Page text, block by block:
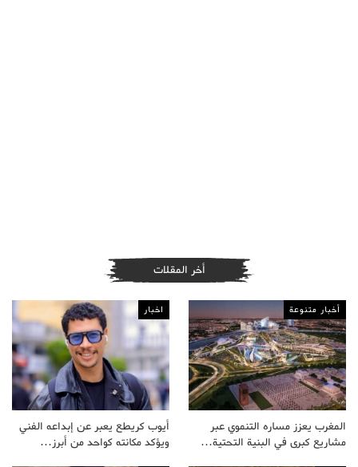
أخر المقلات
أخبار متنوعة
المغرب يعزز مساره التنموي عبر
مشاريع كبرى في البنية التحتية…
اخبار
أيوب كريطع يعبر عن إبداعه الفني
ويؤكد مكانته كواحد من أبرز…